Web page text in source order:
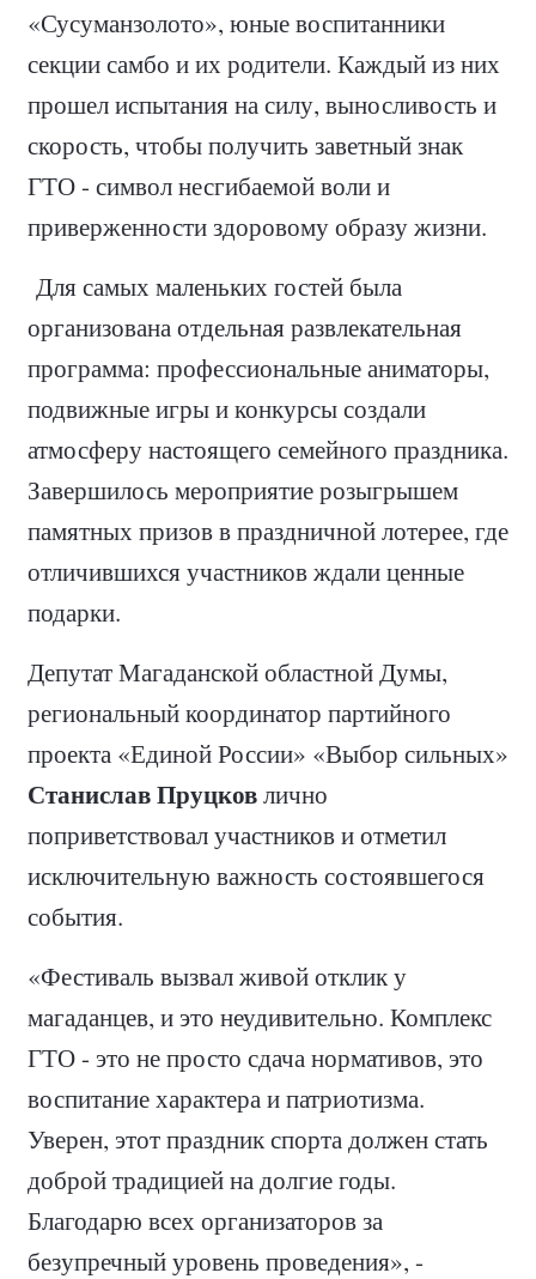
«Сусуманзолото», юные воспитанники
секции самбо и их родители. Каждый из них
прошел испытания на силу, выносливость и
скорость, чтобы получить заветный знак
ГТО - символ несгибаемой воли и
приверженности здоровому образу жизни.
Для самых маленьких гостей была
организована отдельная развлекательная
программа: профессиональные аниматоры,
подвижные игры и конкурсы создали
атмосферу настоящего семейного праздника.
Завершилось мероприятие розыгрышем
памятных призов в праздничной лотерее, где
отличившихся участников ждали ценные
подарки.
Депутат Магаданской областной Думы,
региональный координатор партийного
проекта «Единой России» «Выбор сильных»
Станислав Пруцковлично
поприветствовал участников и отметил
исключительную важность состоявшегося
события.
«Фестиваль вызвал живой отклик у
магаданцев, и это неудивительно. Комплекс
ГТО - это не просто сдача нормативов, это
воспитание характера и патриотизма.
Уверен, этот праздник спорта должен стать
доброй традицией на долгие годы.
Благодарю всех организаторов за
безупречный уровень проведения», -